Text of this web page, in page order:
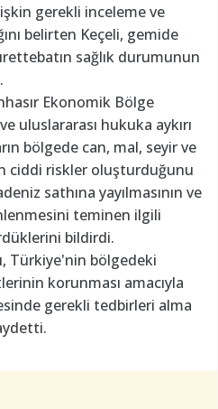
gerekli inceleme ve
belirten Keçeli, gemide
sağlık durumunun
Ekonomik Bölge
uluslararası hukuka aykırı
bölgede can, mal, seyir ve
ciddi riskler oluşturduğunu
sathına yayılmasının ve
teminen ilgili
bildirdi.
Türkiye'nin bölgedeki
korunması amacıyla
gerekli tedbirleri alma